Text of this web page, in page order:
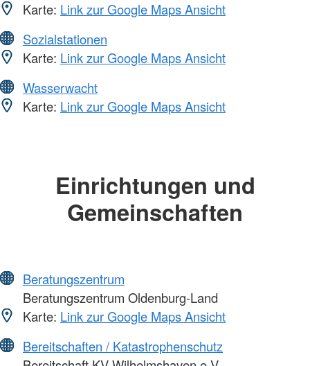
Karte: Link zur Google Maps Ansicht
Sozialstationen
Karte: Link zur Google Maps Ansicht
Wasserwacht
Karte: Link zur Google Maps Ansicht
Einrichtungen und
Gemeinschaften
Beratungszentrum
Beratungszentrum Oldenburg-Land
Karte: Link zur Google Maps Ansicht
Bereitschaften / Katastrophenschutz